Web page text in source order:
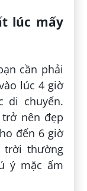
lúc mấy
cần phải
lúc 4 giờ
di chuyển.
nên đẹp
đến 6 giờ
trời thường
ý mặc ấm